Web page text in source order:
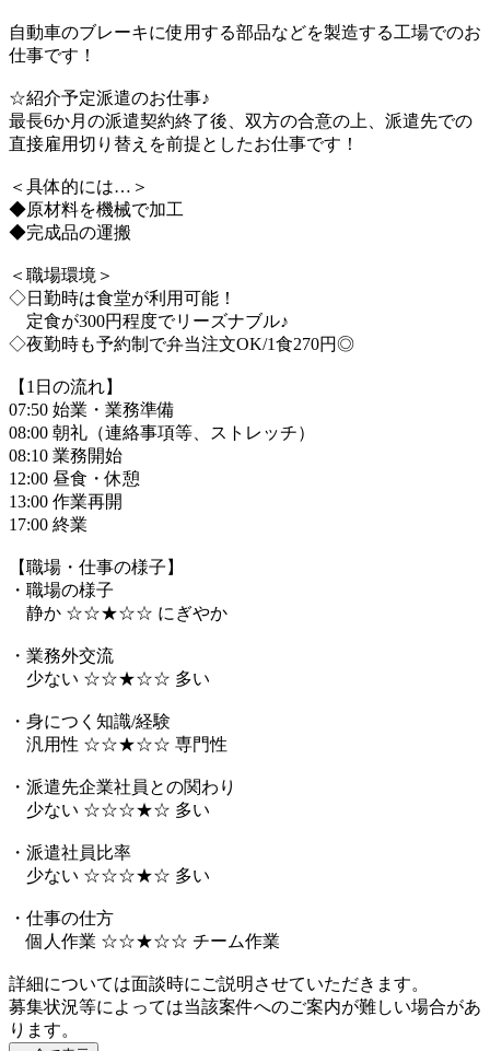
自動車のブレーキに使用する部品などを製造する工場でのお
仕事です！
☆紹介予定派遣のお仕事♪
最長6か月の派遣契約終了後、双方の合意の上、派遣先での
直接雇用切り替えを前提としたお仕事です！
＜具体的には…＞
◆原材料を機械で加工
◆完成品の運搬
＜職場環境＞
◇日勤時は食堂が利用可能！
定食が300円程度でリーズナブル♪
◇夜勤時も予約制で弁当注文OK/1食270円◎
【1日の流れ】
07:50 始業・業務準備
08:00 朝礼（連絡事項等、ストレッチ）
08:10 業務開始
12:00 昼食・休憩
13:00 作業再開
17:00 終業
【職場・仕事の様子】
・職場の様子
静か ☆☆★☆☆ にぎやか
・業務外交流
少ない ☆☆★☆☆ 多い
・身につく知識/経験
汎用性 ☆☆★☆☆ 専門性
・派遣先企業社員との関わり
少ない ☆☆☆★☆ 多い
・派遣社員比率
少ない ☆☆☆★☆ 多い
・仕事の仕方
個人作業 ☆☆★☆☆ チーム作業
詳細については面談時にご説明させていただきます。
募集状況等によっては当該案件へのご案内が難しい場合があ
ります。